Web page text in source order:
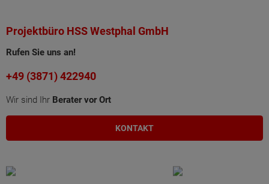
Projektbüro HSS Westphal GmbH
Rufen Sie uns an!
+49 (3871) 422940
Wir sind Ihr Berater vor Ort
KONTAKT